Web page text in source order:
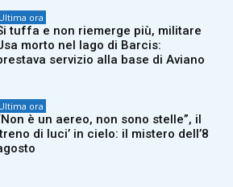
Ultima ora
tuffa e non riemerge più, militare
morto nel lago di Barcis:
servizio alla base di Aviano
Ultima ora
è un aereo, non sono stelle”, il
di luci’ in cielo: il mistero dell’8